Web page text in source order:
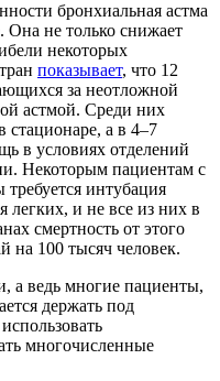
бронхиальная астма
Она не только снижает
некоторых
показывает, что 12
за неотложной
астмой. Среди них
стационаре, а в 4–7
в условиях отделений
Некоторым пациентам с
интубация
легких, и не все из них в
смертность от этого
на 100 тысяч человек.
а ведь многие пациенты,
держать под
многочисленные